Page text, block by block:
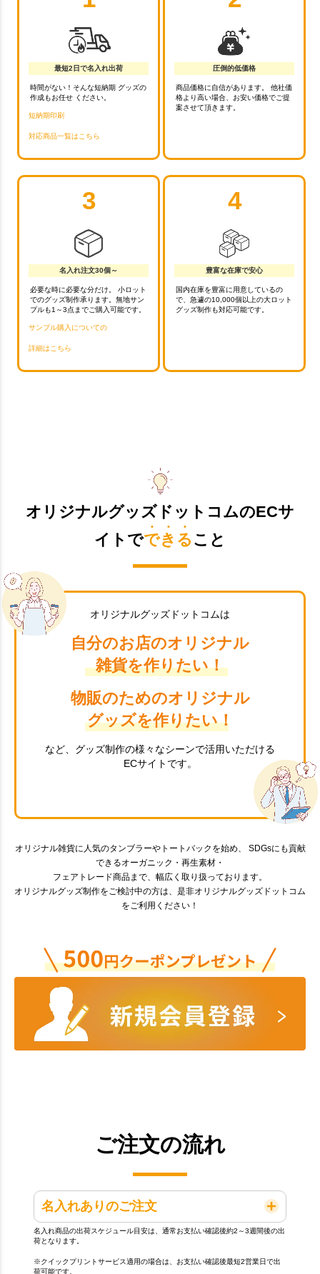
最短2日で名入れ出荷
時間がない！そんな短納期 グッズの
作成もお任せ ください。
短納期印刷
対応商品一覧はこちら
圧倒的低価格
商品価格に自信があります。 他社価
格より高い場合、お安い価格でご提
案させて頂きます。
3
名入れ注文30個～
必要な時に必要な分だけ。 小ロット
でのグッズ制作承ります。無地サン
プルも1～3点までご購入可能です。
サンプル購入についての
詳細はこちら
4
豊富な在庫で安心
国内在庫を豊富に用意しているの
で、急遽の10,000個以上の大ロット
グッズ制作も対応可能です。
オリジナルグッズドットコムのECサ
イトでできる こと
オリジナルグッズドットコムは
自分のお店のオリジナル
雑貨を作りたい！
物販のためのオリジナル
グッズを作りたい！
など、グッズ制作の様々なシーンで活用いただける
ECサイトです。
オリジナル雑貨に人気のタンブラーやトートバックを始め、 SDGsにも貢献
できるオーガニック・再生素材・
フェアトレード商品まで、幅広く取り扱っております。
オリジナルグッズ制作をご検討中の方は、是非オリジナルグッズドットコム
をご利用ください！
ご注文の流れ
名入れありのご注文
名入れ商品の出荷スケジュール目安は、通常お支払い確認後約2～3週間後の出
荷となります。
※クイックプリントサービス適用の場合は、お支払い確認後最短2営業日で出
荷可能です。